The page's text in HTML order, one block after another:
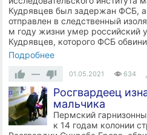
Кудрявцев был задержан ФСБ, а
отправлен в следственный
м году жизни умер российский
Кудрявцев, которого ФСБ
Подробнее
—
01.05.2021 634
Росгвардеец
мальчика
Пермский
к 14 годам колонии